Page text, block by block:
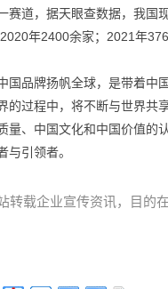
赛道，据天眼查数据，我
年2400余家；2021年
品牌扬帆全球，是带着中
的过程中，将不断与世界共
量、中国文化和中国价值的
与引领者。
转载企业宣传资讯，目的